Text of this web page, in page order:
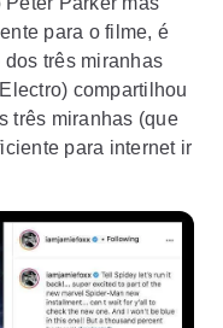
para o filme, é
três miranhas
compartilhou
três miranhas (que
para internet ir